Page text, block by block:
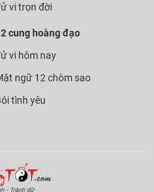
vi trọn đời
cung hoàng đạo
vi hôm nay
ngữ 12 chòm sao
tình yêu